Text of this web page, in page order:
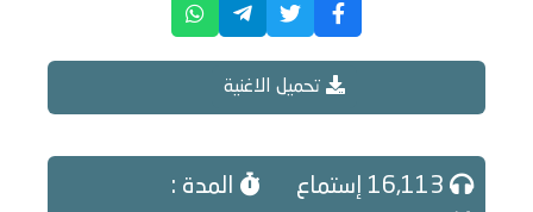
تحميل الاغنية
المدة :